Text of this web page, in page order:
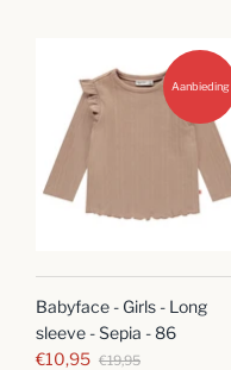
Aanbieding
Babyface - Girls - Long
sleeve - Sepia - 86
€10,95 €19,95